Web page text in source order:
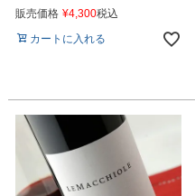
販売価格 ¥4,300税込
カートに入れる